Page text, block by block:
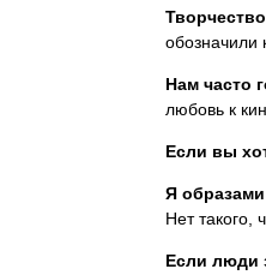
обозначили
Нам часто
любовь к
Если вы
Я
Нет такого,
Если люди